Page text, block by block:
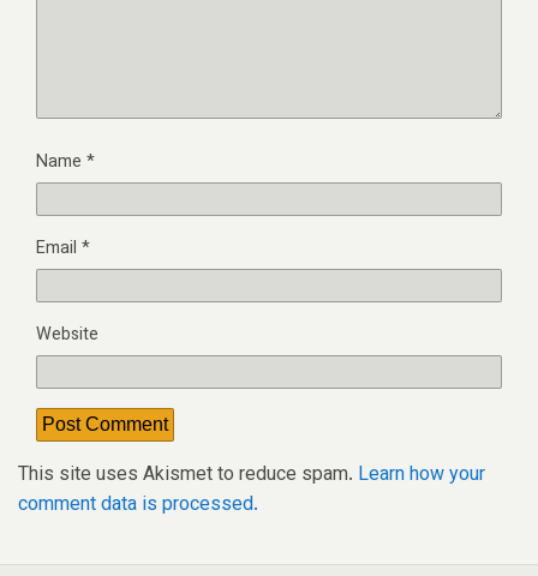
Name *
Email *
Website
This site uses Akismet to reduce spam. Learn how your
comment data is processed.